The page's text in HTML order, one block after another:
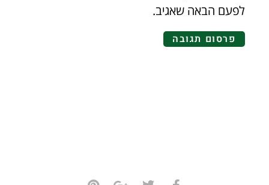
לפעם הבאה שאגיב.